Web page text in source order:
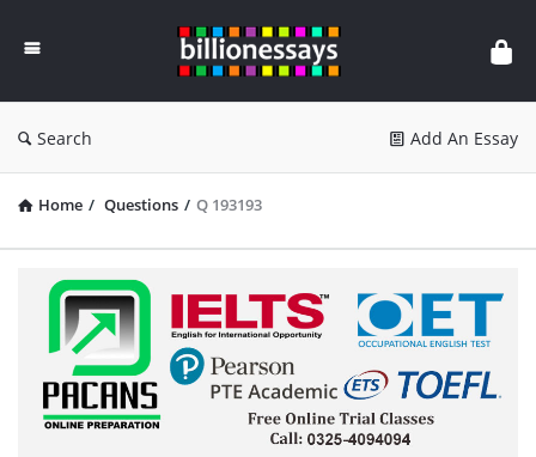
Essays
Search Add An Essay
Home / Questions / Q 193193